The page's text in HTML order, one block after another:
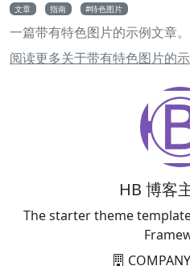
文章 指南 特色图片
一篇带有特色图片的示例文章。
阅读更多关于带有特色图片的示
HB 博客
The starter theme
COMPANY